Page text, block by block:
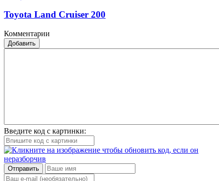
Toyota Land Cruiser 200
Комментарии
Добавить
Введите код с картинки:
Отправить